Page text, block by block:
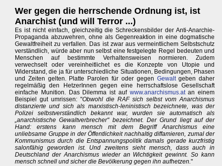
Wer gegen die herrschende Ordnung ist, ist
Anarchist (und will Terror ...)
Es ist nicht einfach, gleichzeitig die Schreckensbilder der Anti-Anarchie-
Propaganda abzuwehren, ohne als Gegenreaktion in eine dogmatische
Gewaltfreiheit zu verfallen. Das ist zwar aus vermeintlichem Selbstschutz
verständlich, würde aber nun selbst eine festgelegte Regel bedeuten und
Menschen auf bestimmte Verhaltensweisen normieren. Zudem
verwechselt oder vereinheitlichet es die Konzepte von Utopie und
Widerstand, die ja für unterschiedliche Situationen, Bedingungen, Phasen
und Zeiten gelten. Platte Parolen für oder gegen Gewaltgeben daher
regelmäßig den HetzerInnen gegen eine herrschaftslose Gesellschaft
einfache Munition. Das Dilemma ist auf www.anarchismus.atan einem
Beispiel gut umrissen: "Obwohl die RAF sich selbst vom Anarchismus
distanzierte und sich als marxistisch-leninistisch bezeichnete, was der
Polizei selbstverständlich bekannt war, wurden sie automatisch als
„anarchistische Gewaltverbrecher" bezeichnet. Der Grund liegt auf der
Hand: erstens kann mensch mit dem Begriff Anarchismus eine
unliebsame Gruppe in der Öffentlichkeit nachhaltig diffamieren, zumal der
Kommunismus durch die Entspannungspolitik damals gerade kurzfristig
salonfähig geworden ist. Und zweitens sieht mensch, dass auch in
Deutschland der Anarchismus wieder an Wichtigkeit gewinnt. So kann
mensch schnell und sicher die Bevölkerung gegen ihn aufhetzen."